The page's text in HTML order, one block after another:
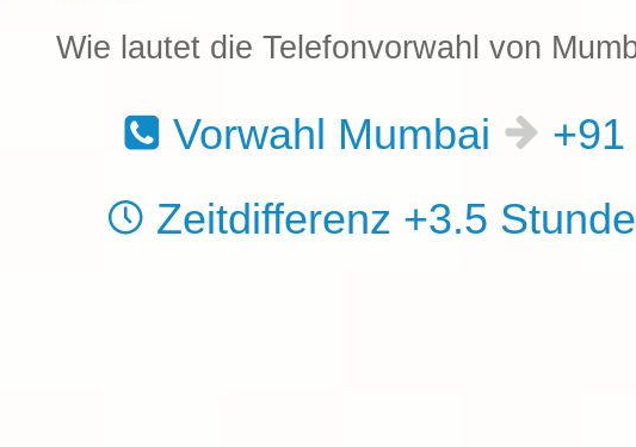
Wie lautet die Telefonvorwahl von
Vorwahl Mumbai
+91
Zeitdifferenz +3.5